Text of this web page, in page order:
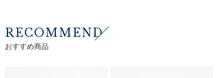
RECOMMEND
おすすめ商品